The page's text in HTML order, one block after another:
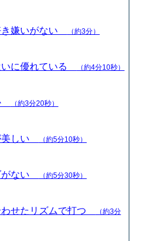
き嫌いがない （約3分）
いに優れている （約4分10秒）
（約3分20秒）
美しい （約5分10秒）
がない （約5分30秒）
わせたリズムで打つ
（約3分